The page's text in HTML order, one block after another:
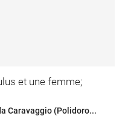
et une femme;
de ; Polidoro da Caravaggio (Polidoro...